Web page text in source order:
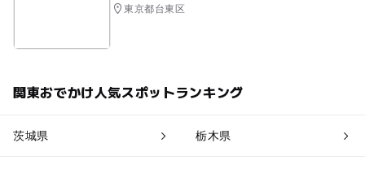
東京都台東区
関東おでかけ人気スポットランキング
茨城県 栃木県